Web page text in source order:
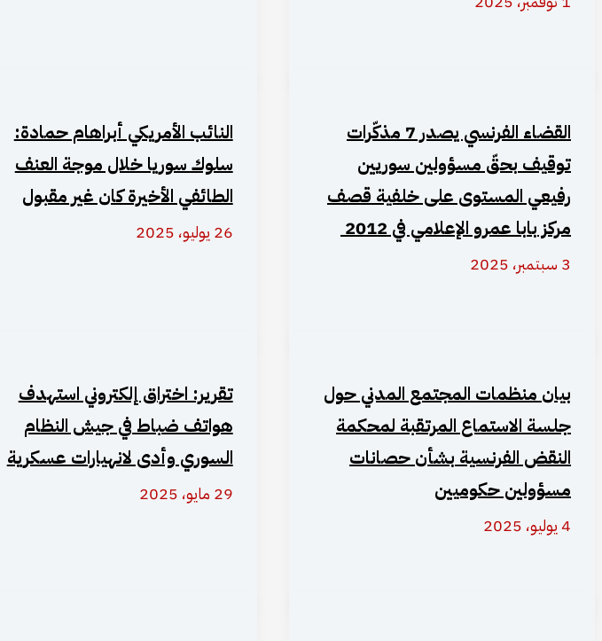
القضاء الفرنسي يصدر 7 مذكّرات
توقيف بحقّ مسؤولين سوريين
رفيعي المستوى على خلفية قصف
مركز بابا عمرو الإعلامي في 2012
3 سبتمبر، 2025
النائب الأمريكي أبراهام حمادة:
سلوك سوريا خلال موجة العنف
الطائفي الأخيرة كان غير مقبول
26 يوليو، 2025
بيان منظمات المجتمع المدني حول
جلسة الاستماع المرتقبة لمحكمة
النقض الفرنسية بشأن حصانات
مسؤولين حكوميين
4 يوليو، 2025
تقرير: اختراق إلكتروني استهدف
هواتف ضباط في جيش النظام
السوري وأدى لانهيارات عسكرية
29 مايو، 2025